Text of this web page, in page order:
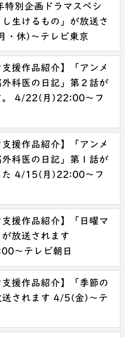
特別企画ドラマスペシ
生けるもの」が放送さ
・休)～テレビ東京
支援作品紹介】「アンメ
科医の日記」第２話が
。 4/22(月)22:00～フ
支援作品紹介】「アンメ
科医の日記」第１話が
た 4/15(月)22:00～フ
支援作品紹介】「日曜マ
放送されます
～テレビ朝日
支援作品紹介】「季節の
送されます 4/5(金)～テ